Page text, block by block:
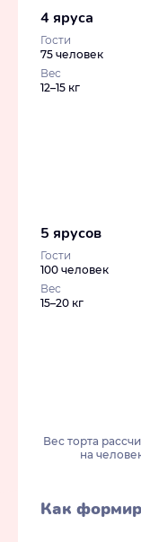
4 яруса
Гости
75 человек
Вес
12–15 кг
5 ярусов
Гости
100 человек
Вес
15–20 кг
Вес торта
на
Как